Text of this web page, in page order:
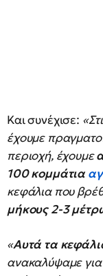
Και συνέχισε:
έχουμε
περιοχή, έχουμε
100 κομμάτια
κεφάλια που
μήκους 2-3
«Αυτά τα
ανακαλύψαμε